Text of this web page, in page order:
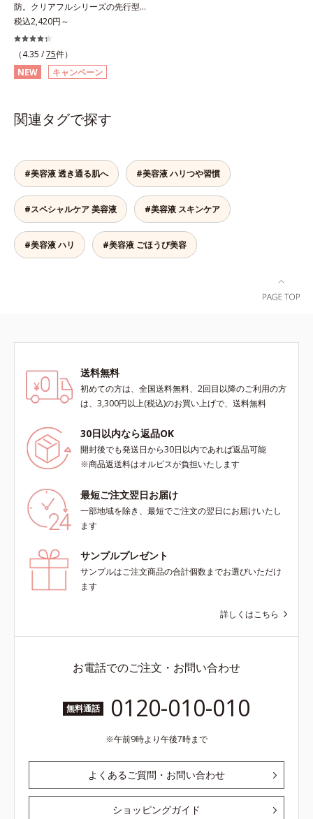
ぐ。ニキビ・肌荒れを防ぐ。保湿ケ
アのこと。*3 L-アスコルビン酸 2-
グルコシド、リン酸L-アスコルビン
酸Mg、3-0-エチルアスコルビン酸
防。クリアフルシリーズの先行型美
容液。くり返しニキビの根本原因と
毛穴の両方にアプローチする、薬用
ニキビスキンケア「クリアフルシリ
ーズ」の先行型美容液です。こわば
った角質をやわらかくほぐし、毛穴
し、すっとなじむ素直な肌を目指し
植物由来成分や「ナノVCショット
カプセル」を採用。化粧水前に塗る
だけの簡単ケアで、ゴワつきや肌荒
れ、ニキビを予防します。【ご使用
ステップ】洗顔の後、化粧水の前に
お使いいただく先行型美容液です。
※敏感肌対象パッチテスト済（すべ
すべての人にコメド（ニキビのも
ません
税込2,420円～
（4.35 /75件）
NEW
キャンペーン
関連タグで探す
#美容液 透き通る肌へ #美容液 ハリつや習慣
#スペシャルケア 美容液 #美容液 スキンケア
#美容液 ハリ #美容液 ごほうび美容
送料無料
初めての方は、全国送料無料、2回目以降のご利用の方
は、3,300円以上(税込)のお買い上げで、送料無料
30日以内なら返品OK
開封後でも発送日から30日以内であれば返品可能
※商品返送料はオルビスが負担いたします
最短ご注文翌日お届け
一部地域を除き、最短でご注文の翌日にお届けいたし
ます
サンプルプレゼント
サンプルはご注文商品の合計個数までお選びいただけ
ます
詳しくはこちら
お電話でのご注文・お問い合わせ
無料通話 0120-010-010
午前9時より午後7時まで
よくあるご質問・お問い合わせ
ショッピングガイド